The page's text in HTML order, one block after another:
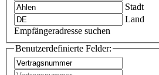
Stadt
Land
Empfängeradresse suchen
Benutzerdefinierte Felder: